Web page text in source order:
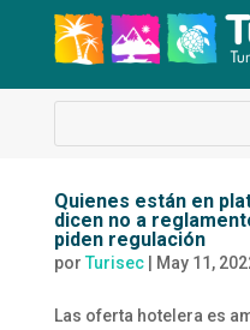
Quienes están en
dicen no a
piden regulación
por Turisec| May 11,
Las oferta hotelera es